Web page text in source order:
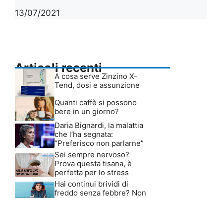
13/07/2021
Articoli recenti
A cosa serve Zinzino X-
Tend, dosi e assunzione
Quanti caffè si possono
bere in un giorno?
Daria Bignardi, la malattia
che l’ha segnata:
“Preferisco non parlarne”
Sei sempre nervoso?
Prova questa tisana, è
perfetta per lo stress
Hai continui brividi di
freddo senza febbre? Non